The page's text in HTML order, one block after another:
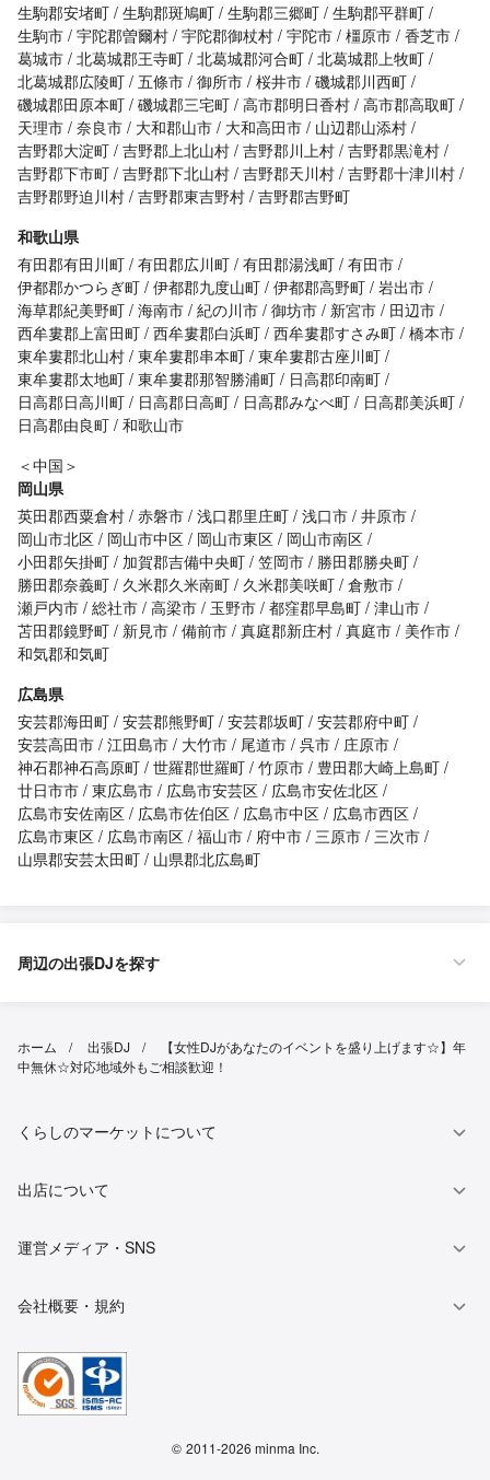
生駒郡安堵町 生駒郡斑鳩町 生駒郡三郷町 生駒郡平群町
生駒市 宇陀郡曽爾村 宇陀郡御杖村 宇陀市 橿原市 香芝市
葛城市 北葛城郡王寺町 北葛城郡河合町 北葛城郡上牧町
北葛城郡広陵町 五條市 御所市 桜井市 磯城郡川西町
磯城郡田原本町 磯城郡三宅町 高市郡明日香村 高市郡高取町
天理市 奈良市 大和郡山市 大和高田市
山辺郡山添村
吉野郡大淀町 吉野郡上北山村 吉野郡川上村 吉野郡黒滝村
吉野郡下市町 吉野郡下北山村 吉野郡天川村 吉野郡十津川村
吉野郡野迫川村 吉野郡東吉野村 吉野郡吉野町
和歌山県
有田郡有田川町 有田郡広川町 有田郡湯浅町 有田市
伊都郡かつらぎ町 伊都郡九度山町 伊都郡高野町 岩出市
海草郡紀美野町 海南市 紀の川市 御坊市 新宮市
田辺市
西牟婁郡上富田町 西牟婁郡白浜町 西牟婁郡すさみ町 橋本市
東牟婁郡北山村 東牟婁郡串本町 東牟婁郡古座川町
東牟婁郡太地町 東牟婁郡那智勝浦町
日高郡印南町
日高郡日高川町
日高郡日高町 日高郡みなべ町
日高郡美浜町
日高郡由良町 和歌山市
＜中国＞
岡山県
英田郡西粟倉村 赤磐市 浅口郡里庄町 浅口市 井原市
岡山市北区
岡山市中区 岡山市東区
岡山市南区
小田郡矢掛町
加賀郡吉備中央町 笠岡市
勝田郡勝央町
勝田郡奈義町
久米郡久米南町 久米郡美咲町 倉敷市
瀬戸内市 総社市 高梁市 玉野市 都窪郡早島町 津山市
苫田郡鏡野町
新見市 備前市 真庭郡新庄村 真庭市
美作市
和気郡和気町
広島県
安芸郡海田町 安芸郡熊野町 安芸郡坂町 安芸郡府中町
安芸高田市 江田島市 大竹市 尾道市 呉市
庄原市
神石郡神石高原町 世羅郡世羅町 竹原市
豊田郡大崎上島町
廿日市市 東広島市 広島市安芸区
広島市安佐北区
広島市安佐南区
広島市佐伯区 広島市中区
広島市西区
広島市東区
広島市南区 福山市 府中市 三原市 三次市
山県郡安芸太田町
山県郡北広島町
周辺の出張DJを探す
ホーム 出張DJ
【女性DJがあなたのイベントを盛り上げます☆】年
中無休☆対応地域外もご相談歓迎！
くらしのマーケットについて
出店について
運営メディア・SNS
会社概要・規約
© 2011-2026 minma Inc.